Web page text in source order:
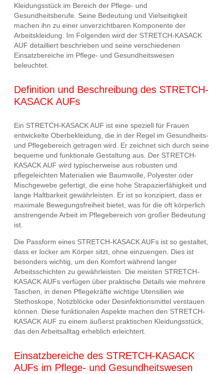
Kleidungsstück im Bereich der Pflege- und
Gesundheitsberufe. Seine Bedeutung und Vielseitigkeit
machen ihn zu einer unverzichtbaren Komponente der
Arbeitskleidung. Im Folgenden wird der STRETCH-KASACK
AUF detailliert beschrieben und seine verschiedenen
Einsatzbereiche im Pflege- und Gesundheitswesen
beleuchtet.
Definition und Beschreibung des STRETCH-
KASACK AUFs
Ein STRETCH-KASACK AUF ist eine speziell für Frauen
entwickelte Oberbekleidung, die in der Regel im Gesundheits-
und Pflegebereich getragen wird. Er zeichnet sich durch seine
bequeme und funktionale Gestaltung aus. Der STRETCH-
KASACK AUF wird typischerweise aus robusten und
pflegeleichten Materialien wie Baumwolle, Polyester oder
Mischgewebe gefertigt, die eine hohe Strapazierfähigkeit und
lange Haltbarkeit gewährleisten. Er ist so konzipiert, dass er
maximale Bewegungsfreiheit bietet, was für die oft körperlich
anstrengende Arbeit im Pflegebereich von großer Bedeutung
ist.
Die Passform eines STRETCH-KASACK AUFs ist so gestaltet,
dass er locker am Körper sitzt, ohne einzuengen. Dies ist
besonders wichtig, um den Komfort während langer
Arbeitsschichten zu gewährleisten. Die meisten STRETCH-
KASACK AUFs verfügen über praktische Details wie mehrere
Taschen, in denen Pflegekräfte wichtige Utensilien wie
Stethoskope, Notizblöcke oder Desinfektionsmittel verstauen
können. Diese funktionalen Aspekte machen den STRETCH-
KASACK AUF zu einem äußerst praktischen Kleidungsstück,
das den Arbeitsalltag erheblich erleichtert.
Einsatzbereiche des STRETCH-KASACK
AUFs im Pflege- und Gesundheitswesen